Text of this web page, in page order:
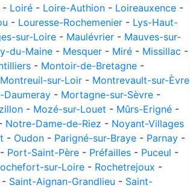
- Loiré - Loire-Authion - Loireauxence -
- Louresse-Rochemenier - Lys-Haut-
sur-Loire - Maulévrier - Mauves-sur-
du-Maine - Mesquer - Miré - Missillac -
- Montoir-de-Bretagne -
Montreuil-sur-Loir - Montrevault-sur-Èvre
Daumeray - Mortagne-sur-Sèvre -
- Mozé-sur-Louet - Mûrs-Erigné -
Notre-Dame-de-Riez - Noyant-Villages
- Oudon - Parigné-sur-Braye - Parnay -
- Port-Saint-Père - Préfailles - Puceul -
sur-Loire - Rochetrejoux -
- Saint-Aignan-Grandlieu - Saint-